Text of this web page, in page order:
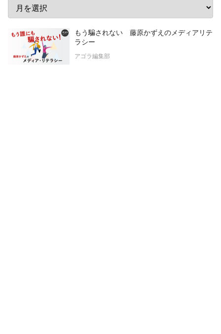
もう騙されない 藤原かずえのメディアリテ
ラシー
アゴラ編集部